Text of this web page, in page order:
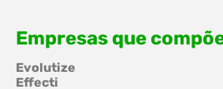
Empresas que
Evolutize
Effecti